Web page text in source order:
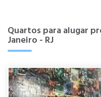
Quartos para alugar
Janeiro - RJ